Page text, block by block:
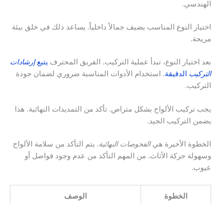
الهندسي.
اختيار النوع المناسب يضيف جمالاً داخلياً. يساعد ذلك في خلق بيئة
مريحة.
بعد اختيار النوع، تبدأ عملية التركيب. الفريق المحترف يتبعإرشادات
التركيب الدقيقة. استخدام الأدوات المناسبة ضروري لضمان جودة
التركيب.
يجب تركيب الألواح بشكل متراص. تأكد من التمديدات النهائية. هذا
يضمن التركيب الجيد.
الخطوة الأخيرة هيالفحوصات النهائية. يتم التأكد من سلامة الألواح
وسهولة حركة الأثاث. من المهم التأكد من عدم وجود فواصل أو
عيوب.
الخطوة الوصف